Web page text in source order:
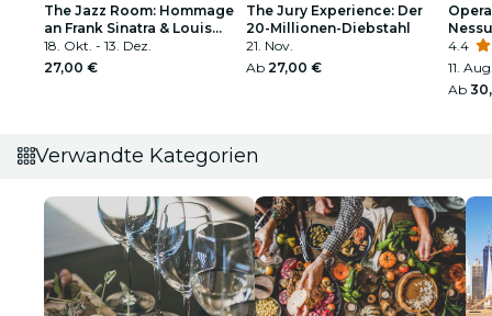
The Jazz Room: Hommage
an Frank Sinatra & Louis
Armstrong
18. Okt. - 13. Dez.
27,00 €
The Jury Experience: Der
20-Millionen-Diebstahl
21. Nov.
Ab 27,00 €
4.4
11.
Ab
Verwandte Kategorien